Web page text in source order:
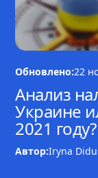
Обновлено:22
Анализ
Украине
2021 году?
Автор:Iryna